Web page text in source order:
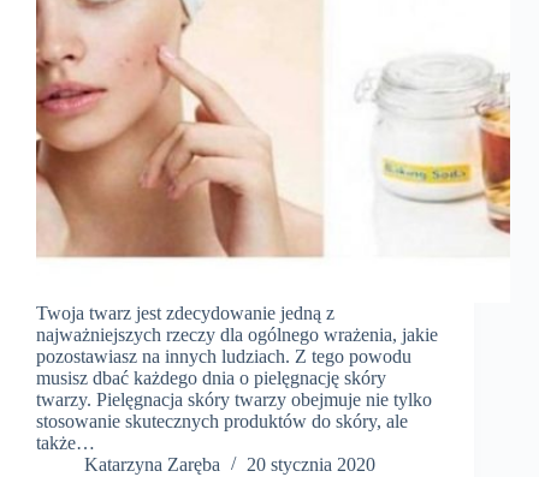
Twoja twarz jest zdecydowanie jedną z
najważniejszych rzeczy dla ogólnego wrażenia, jakie
pozostawiasz na innych ludziach. Z tego powodu
musisz dbać każdego dnia o pielęgnację skóry
twarzy. Pielęgnacja skóry twarzy obejmuje nie tylko
stosowanie skutecznych produktów do skóry, ale
także…
Katarzyna Zaręba
20 stycznia 2020